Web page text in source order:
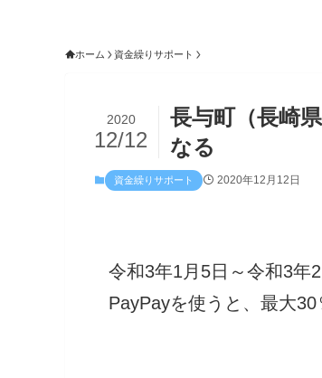
ホーム 資金繰りサポート
長与町（長崎
なる
2020
12/12
資金繰りサポート 2020年12月12日
令和3年1月5日～令和3年
PayPayを使うと、最大